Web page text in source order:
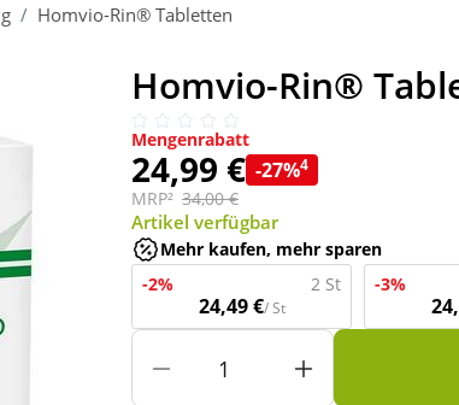
Homvio-Rin® Tabletten
Homvio-Rin®
Mengenrabatt
24,99 € -27%4
MRP² 34,00 €
Artikel verfügbar
Mehr kaufen, mehr sparen
-2%
2 St
24,49 €/ St
-3%